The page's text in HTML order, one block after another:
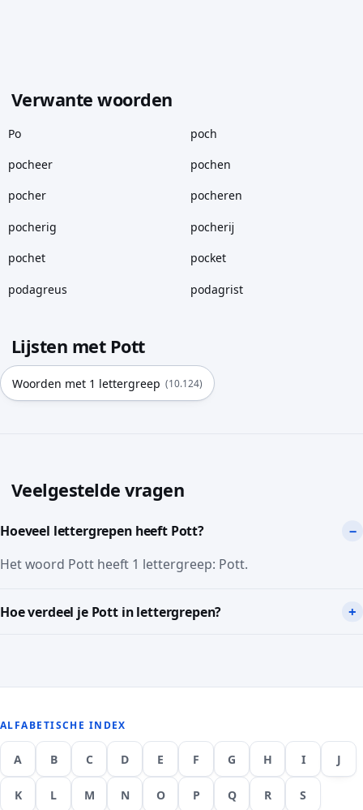
Verwante woorden
Po poch
pocheer pochen
pocher pocheren
pocherig pocherĳ
pochet pocket
podagreus podagrist
Lijsten met Pott
Woorden met 1 lettergreep (10.124)
Veelgestelde vragen
Hoeveel lettergrepen heeft Pott?
Het woord Pott heeft 1 lettergreep: Pott.
Hoe verdeel je Pott in lettergrepen?
ALFABETISCHE INDEX
A B C D E F G H I J
K L M N O P Q R S